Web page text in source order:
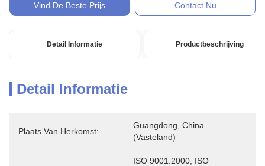
Vind De Beste Prijs
Contact Nu
Detail Informatie Productbeschrijving
Detail Informatie
Plaats Van Herkomst:
Guangdong, China
(vasteland)
ISO 9001:2000; ISO